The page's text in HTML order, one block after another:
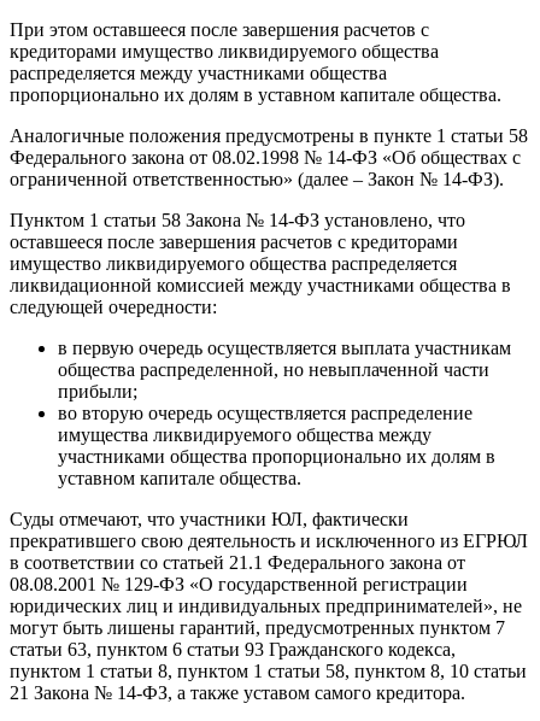
При этом оставшееся после завершения расчетов с
кредиторами имущество ликвидируемого общества
распределяется между участниками общества
пропорционально их долям в уставном капитале общества.
Аналогичные положения предусмотрены в пункте 1 статьи 58
Федерального закона от 08.02.1998 № 14-ФЗ «Об обществах с
ограниченной ответственностью» (далее – Закон № 14-ФЗ).
Пунктом 1 статьи 58 Закона № 14-ФЗ установлено, что
оставшееся после завершения расчетов с кредиторами
имущество ликвидируемого общества распределяется
ликвидационной комиссией между участниками общества в
следующей очередности:
в первую очередь осуществляется выплата участникам
общества распределенной, но невыплаченной части
прибыли;
во вторую очередь осуществляется распределение
имущества ликвидируемого общества между
участниками общества пропорционально их долям в
уставном капитале общества.
Суды отмечают, что участники ЮЛ, фактически
прекратившего свою деятельность и исключенного из ЕГРЮЛ
в соответствии со статьей 21.1 Федерального закона от
08.08.2001 № 129-ФЗ «О государственной регистрации
юридических лиц и индивидуальных предпринимателей», не
могут быть лишены гарантий, предусмотренных пунктом 7
статьи 63, пунктом 6 статьи 93 Гражданского кодекса,
пунктом 1 статьи 8, пунктом 1 статьи 58, пунктом 8, 10 статьи
21 Закона № 14-ФЗ, а также уставом самого кредитора.